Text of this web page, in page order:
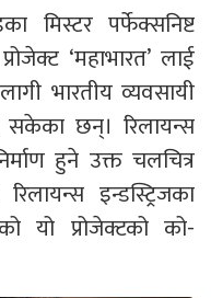
मिस्टर पर्फेक्सनिष्ट
‘महाभारत’ लाई
भारतीय व्यवसायी
छन्। रिलायन्स
हुने उक्त चलचित्र
इन्डस्ट्रिजका
यो प्रोजेक्टको को-